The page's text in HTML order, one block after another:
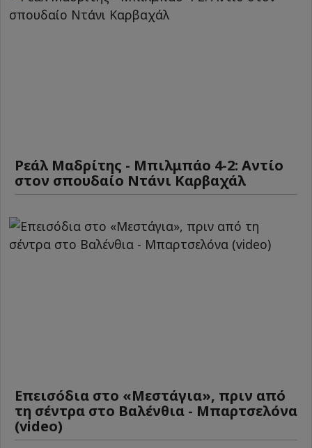
Ρεάλ Μαδρίτης - Μπιλμπάο 4-2: Αντίο
στον σπουδαίο Ντάνι Καρβαχάλ
Επεισόδια στο «Μεστάγια», πριν από
τη σέντρα στο Βαλένθια - Μπαρτσελόνα
(video)